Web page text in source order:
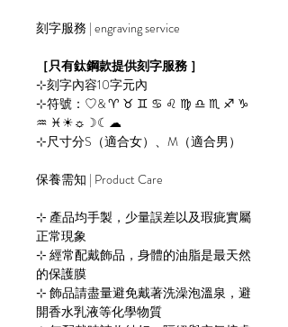
刻字服務 | engraving service
［只有鈦鋼款提供刻字服務 ］
⊹刻字內容10字元內
⊹符號：♡& ♈︎ ♉︎ ♊︎ ♋︎ ♌︎ ♍︎ ♎︎ ♏︎ ♐︎ ♑︎
♒︎ ♓︎☀︎☼☽☾☁︎
⊹尺寸分S（適合女）、M（適合男）
保養需知 | Product Care
⊹ 產品均手製，少量誤差以及瑕疵實屬
正常現象
⊹ 經常配戴飾品，身體的油脂是最天然
的保護膜
⊹ 飾品請盡量避免戴著洗澡泡溫泉，避
開香水乳液等化學物質